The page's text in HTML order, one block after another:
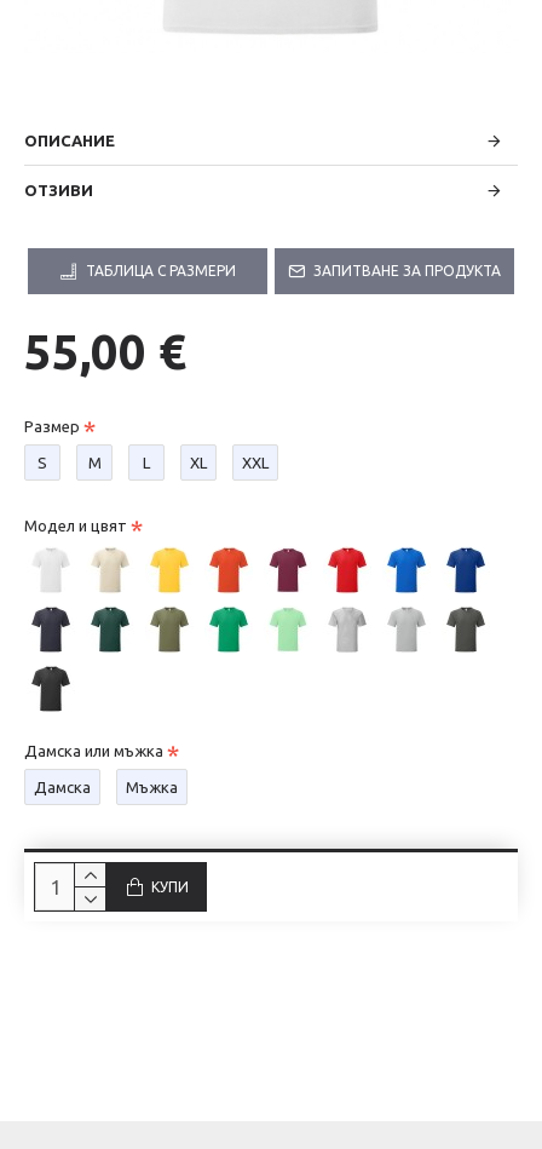
ОПИСАНИЕ
ОТЗИВИ
ТАБЛИЦА С РАЗМЕРИ ЗАПИТВАНЕ ЗА ПРОДУКТА
55,00 €
Размер
S М L XL XXL
Модел и цвят
Дамска или мъжка
Дамска Мъжка
КУПИ